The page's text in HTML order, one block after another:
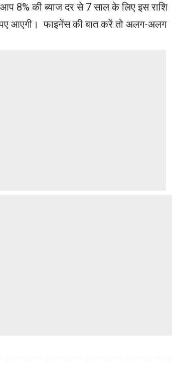
8% की ब्याज दर से 7 साल के लिए इस राशि
आएगी। फाइनेंस की बात करें तो अलग-अलग